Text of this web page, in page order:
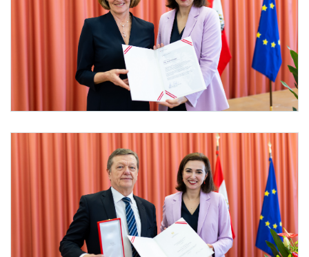
Mag. Margit Wachberger mit Bundesministerin Dr. Alma Zadić